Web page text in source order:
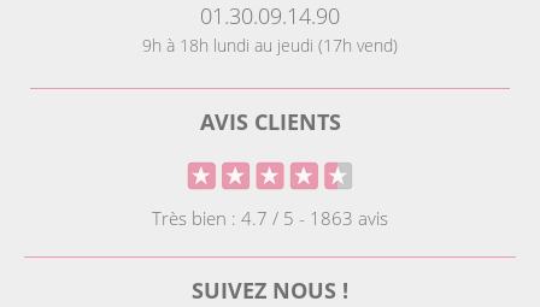
01.30.09.14.90
9h à 18h lundi au jeudi (17h vend)
AVIS CLIENTS
Très bien : 4.7 / 5 - 1863 avis
SUIVEZ NOUS !